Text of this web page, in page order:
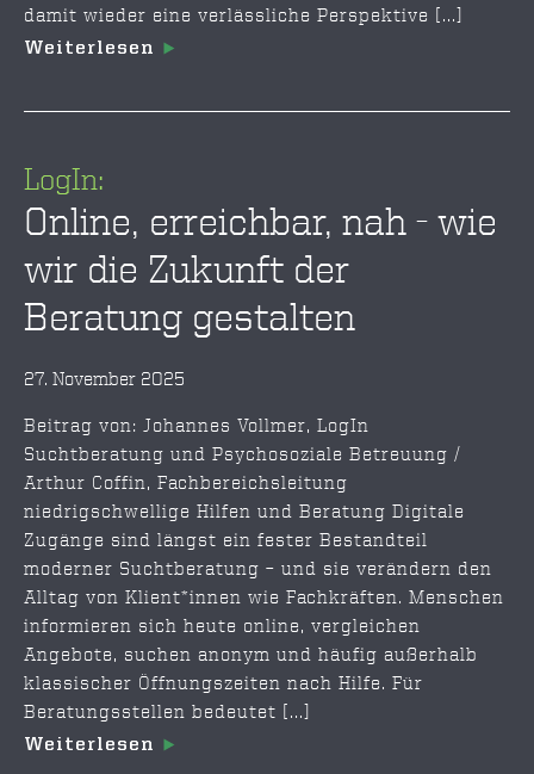
damit wieder eine verlässliche Perspektive [...]
Weiterlesen
LogIn:
Online, erreichbar, nah - wie
wir die Zukunft der
Beratung gestalten
27. November 2025
Beitrag von: Johannes Vollmer, LogIn
Suchtberatung und Psychosoziale Betreuung /
Arthur Coffin, Fachbereichsleitung
niedrigschwellige Hilfen und Beratung Digitale
Zugänge sind längst ein fester Bestandteil
moderner Suchtberatung – und sie verändern den
Alltag von Klient*innen wie Fachkräften. Menschen
informieren sich heute online, vergleichen
Angebote, suchen anonym und häufig außerhalb
klassischer Öffnungszeiten nach Hilfe. Für
Beratungsstellen bedeutet [...]
Weiterlesen